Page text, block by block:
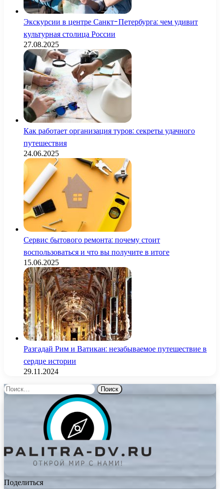
Экскурсии в центре Санкт-Петербурга: чем удивит
культурная столица России
27.08.2025
Как работает организация туров: секреты удачного
путешествия
24.06.2025
Сервис бытового ремонта: почему стоит
воспользоваться и что вы получите в итоге
15.06.2025
Разгадай Рим и Ватикан: незабываемое путешествие в
сердце истории
29.11.2024
Найти:
Поделиться